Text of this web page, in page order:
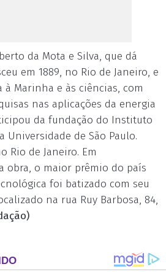
da Mota e Silva, que dá
em 1889, no Rio de Janeiro, e
Marinha e às ciências, com
nas aplicações da energia
da fundação do Instituto
Universidade de São Paulo.
Rio de Janeiro. Em
obra, o maior prêmio do país
foi batizado com seu
na rua Ruy Barbosa, 84,